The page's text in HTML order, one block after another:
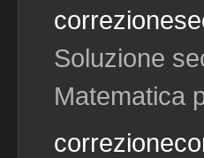
Soluzione
Matematica